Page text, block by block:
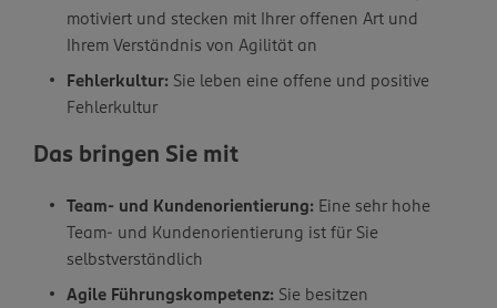
motiviert und stecken mit Ihrer offenen Art und
Ihrem Verständnis von Agilität an
Fehlerkultur: Sie leben eine offene und positive
Fehlerkultur
Das bringen Sie mit
Team- und Kundenorientierung: Eine sehr hohe
Team- und Kundenorientierung ist für Sie
selbstverständlich
Agile Führungskompetenz: Sie besitzen